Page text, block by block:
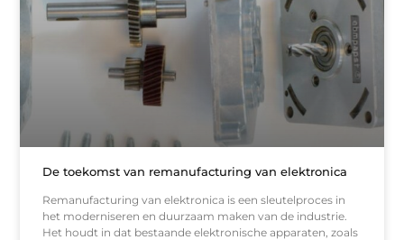
De toekomst van remanufacturing van elektronica
Remanufacturing van elektronica is een sleutelproces in
het moderniseren en duurzaam maken van de industrie.
Het houdt in dat bestaande elektronische apparaten, zoals